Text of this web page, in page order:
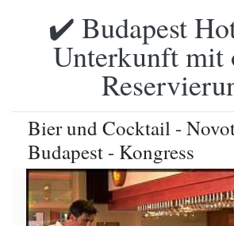
✔️ Budapest
Unterkunft mit
Bier und Cocktail -
Budapest - Kongress